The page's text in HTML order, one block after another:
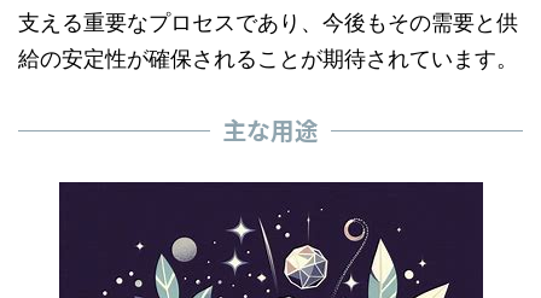
支える重要なプロセスであり、今後もその需要と供
給の安定性が確保されることが期待されています。
主な用途